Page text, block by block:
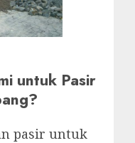
untuk Pasir
pasir untuk